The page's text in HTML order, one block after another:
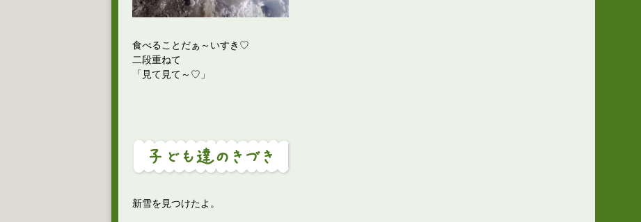
食べることだぁ～いすき♡
二段重ねて
「見て見て～♡」
新雪を見つけたよ。